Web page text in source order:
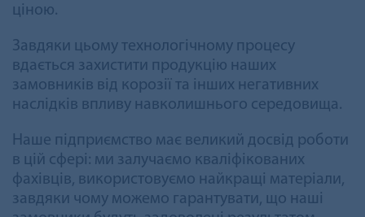
ціною.
Завдяки цьому технологічному процесу
вдається захистити продукцію наших
замовників від корозії та інших негативних
наслідків впливу навколишнього середовища.
Наше підприємство має великий досвід роботи
в цій сфері: ми залучаємо кваліфікованих
фахівців, використовуємо найкращі матеріали,
завдяки чому можемо гарантувати, що наші